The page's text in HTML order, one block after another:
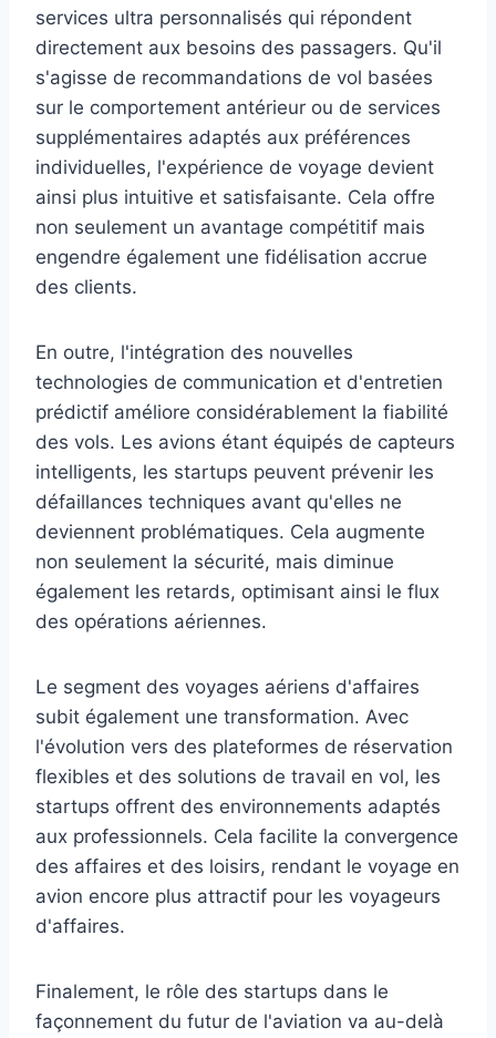
services ultra personnalisés qui répondent
directement aux besoins des passagers. Qu'il
s'agisse de recommandations de vol basées
sur le comportement antérieur ou de services
supplémentaires adaptés aux préférences
individuelles, l'expérience de voyage devient
ainsi plus intuitive et satisfaisante. Cela offre
non seulement un avantage compétitif mais
engendre également une fidélisation accrue
des clients.
En outre, l'intégration des nouvelles
technologies de communication et d'entretien
prédictif améliore considérablement la fiabilité
des vols. Les avions étant équipés de capteurs
intelligents, les startups peuvent prévenir les
défaillances techniques avant qu'elles ne
deviennent problématiques. Cela augmente
non seulement la sécurité, mais diminue
également les retards, optimisant ainsi le flux
des opérations aériennes.
Le segment des voyages aériens d'affaires
subit également une transformation. Avec
l'évolution vers des plateformes de réservation
flexibles et des solutions de travail en vol, les
startups offrent des environnements adaptés
aux professionnels. Cela facilite la convergence
des affaires et des loisirs, rendant le voyage en
avion encore plus attractif pour les voyageurs
d'affaires.
Finalement, le rôle des startups dans le
façonnement du futur de l'aviation va au-delà